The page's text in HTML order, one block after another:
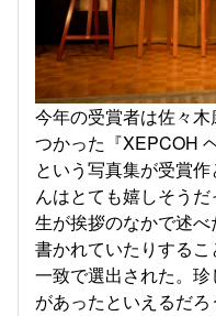
今年の受賞者は佐々
つかった『XEPCOH
という写真集が受賞
んはとても嬉しそう
生が挨拶のなかで述
書かれていたりする
一致で選出された。
があったといえるだろ